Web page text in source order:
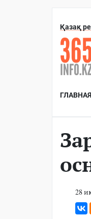
Қазақ
ГЛАВНАЯ
28